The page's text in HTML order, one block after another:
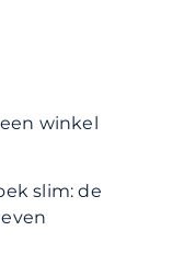
winkel
slim: de